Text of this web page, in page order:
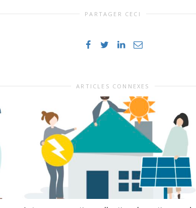
PARTAGER CECI
ARTICLES CONNEXES